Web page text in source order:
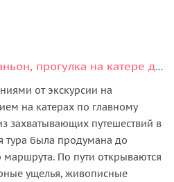
Премиум Сулакский каньон, прогулка на катере до плачущих водопадов и Нохъо
от экскурсии на
на катерах по главному
захватывающих путешествий в
тура была продумана до
По пути открываются
ущелья, живописные